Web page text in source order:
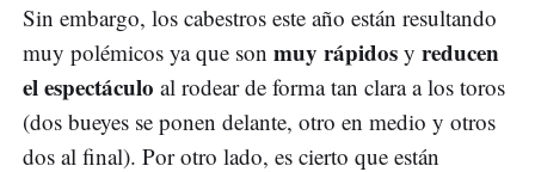
Sin embargo, los cabestros este año están resultando
muy polémicos ya que son muy rápidos y reducen
el espectáculo al rodear de forma tan clara a los toros
(dos bueyes se ponen delante, otro en medio y otros
dos al final). Por otro lado, es cierto que están